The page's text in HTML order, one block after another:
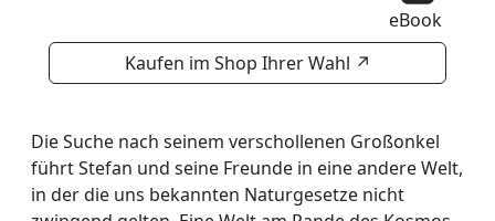
eBook
Kaufen im Shop Ihrer Wahl ↗
Die Suche nach seinem verschollenen Großonkel
führt Stefan und seine Freunde in eine andere Welt,
in der die uns bekannten Naturgesetze nicht